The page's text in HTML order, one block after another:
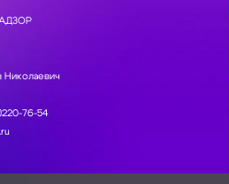
Николаевич
76-54